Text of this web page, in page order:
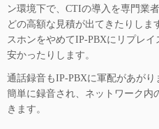
ン環境下で、CTIの導入を専門業
どの高額な見積が出てきたりしま
スホンをやめてIP-PBXにリプレ
安かったりします。
通話録音もIP-PBXに軍配があが
簡単に録音され、ネットワーク内
きます。